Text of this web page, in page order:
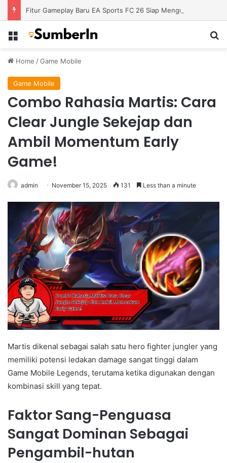
Menu
Home /Game Mobile
Game Mobile
Combo Rahasia Martis: Cara
Clear Jungle Sekejap dan
Ambil Momentum Early
Game!
admin November 15, 2025 131 Less than a minute
Martis dikenal sebagai salah satu hero fighter jungler yang
memiliki potensi ledakan damage sangat tinggi dalam
Game Mobile Legends, terutama ketika digunakan dengan
kombinasi skill yang tepat.
Faktor Sang-Penguasa
Sangat Dominan Sebagai
Pengambil-hutan